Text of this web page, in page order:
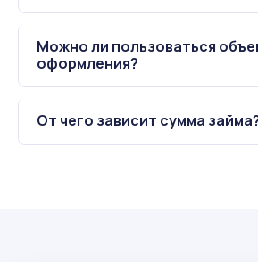
Можно ли пользоваться
оформления?
От чего зависит сумма